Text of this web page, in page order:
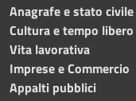
Anagrafe e stato civile
Cultura e tempo libero
Vita lavorativa
Imprese e Commercio
Appalti pubblici